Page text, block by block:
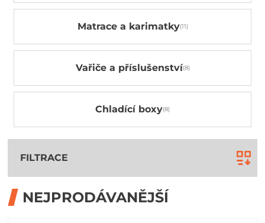
Matrace a karimatky
Vařiče a příslušenství
Chladící boxy
FILTRACE
NEJPRODÁVANĚJŠÍ